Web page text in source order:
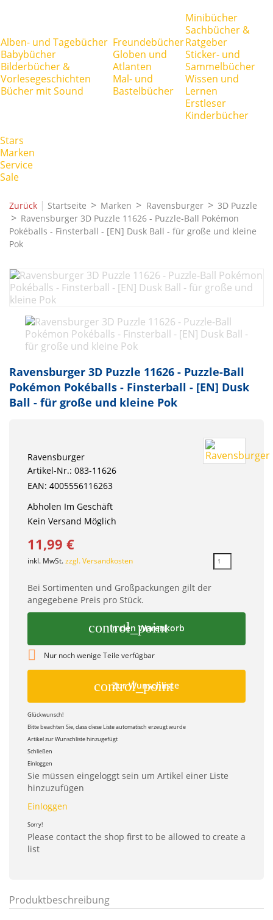
Alben- und Tagebücher
Babybücher
Bilderbücher &
Vorlesegeschichten
Bücher mit Sound
Freundebücher
Globen und
Atlanten
Mal- und
Bastelbücher
Minibücher
Sachbücher &
Ratgeber
Sticker- und
Sammelbücher
Wissen und
Lernen
Erstleser
Kinderbücher
Stars
Marken
Service
Sale
Zurück | Startseite Marken Ravensburger
3D Puzzle
Ravensburger 3D Puzzle 11626 - Puzzle-Ball Pokémon
Pokéballs - Finsterball - [EN] Dusk Ball - für große und kleine
Pok
Ravensburger 3D Puzzle 11626 - Puzzle-Ball
Pokémon Pokéballs - Finsterball - [EN] Dusk
Ball - für große und kleine Pok
Ravensburger
Artikel-Nr.: 083-11626
EAN: 4005556116263
Abholen Im Geschäft
Kein Versand Möglich
11,99 €
inkl. MwSt.zzgl. Versandkosten
Bei Sortimenten und Großpackungen gilt der
angegebene Preis pro Stück.
control_point
In den Warenkorb
 Nur noch wenige Teile verfügbar
control_point
Zur Wunschliste
Glückwunsch!
Bitte beachten Sie, dass diese Liste automatisch erzeugt wurde
Artikel zur Wunschliste hinzugefügt
Schließen
Einloggen
Sie müssen eingeloggt sein um Artikel einer Liste
hinzuzufügen
Einloggen
Sorry!
Please contact the shop first to be allowed to create a
list
Produktbeschreibung